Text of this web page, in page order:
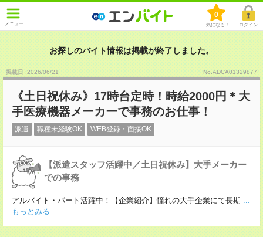
メニュー
0
気になる！ ログイン
お探しのバイト情報は掲載が終了しました。
掲載日 :2026/06/21 No.ADCA01329877
《土日祝休み》17時台定時！時給2000円＊大
手医療機器メーカーで事務のお仕事！
派遣 職種未経験OK WEB登録・面接OK
【派遣スタッフ活躍中／土日祝休み】大手メーカー
での事務
アルバイト・パート活躍中！【企業紹介】憧れの大手企業にて長期 ...
もっとみる